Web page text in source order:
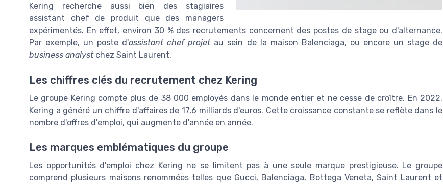
Kering recherche aussi bien des stagiaires
assistant chef de produit que des managers
expérimentés. En effet, environ 30 % des recrutements concernent des postes de stage ou d'alternance.
Par exemple, un poste d'assistant chef projetau sein de la maison Balenciaga, ou encore un stage de
business analystchez Saint Laurent.
Les chiffres clés du recrutement chez Kering
Le groupe Kering compte plus de 38 000 employés dans le monde entier et ne cesse de croître. En 2022,
Kering a généré un chiffre d'affaires de 17,6 milliards d'euros. Cette croissance constante se reflète dans le
nombre d'offres d'emploi, qui augmente d'année en année.
Les marques emblématiques du groupe
Les opportunités d'emploi chez Kering ne se limitent pas à une seule marque prestigieuse. Le groupe
comprend plusieurs maisons renommées telles que Gucci, Balenciaga, Bottega Veneta, Saint Laurent et